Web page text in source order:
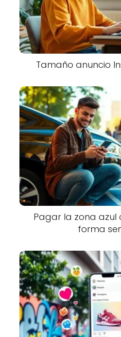
Tamaño anuncio
Pagar la zona azul
forma